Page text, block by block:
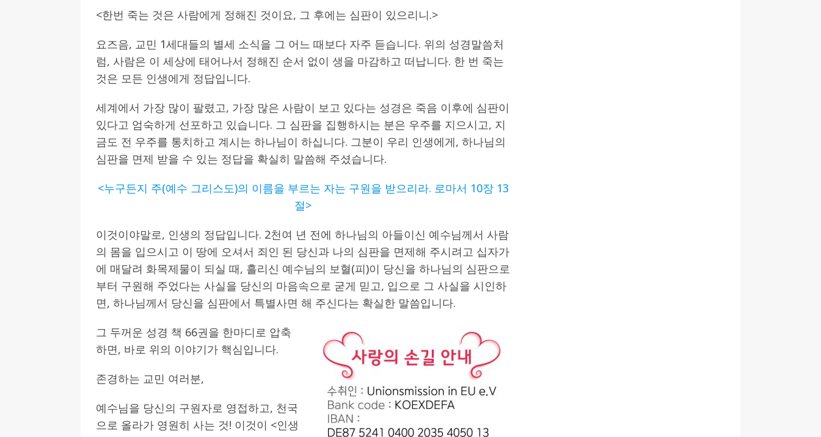
<한번 죽는 것은 사람에게 정해진 것이요, 그 후에는 심판이 있으리니.>
요즈음, 교민 1세대들의 별세 소식을 그 어느 때보다 자주 듣습니다. 위의 성경말씀처
럼, 사람은 이 세상에 태어나서 정해진 순서 없이 생을 마감하고 떠납니다. 한 번 죽는
것은 모든 인생에게 정답입니다.
세계에서 가장 많이 팔렸고, 가장 많은 사람이 보고 있다는 성경은 죽음 이후에 심판이
있다고 엄숙하게 선포하고 있습니다. 그 심판을 집행하시는 분은 우주를 지으시고, 지
금도 전 우주를 통치하고 계시는 하나님이 하십니다. 그분이 우리 인생에게, 하나님의
심판을 면제 받을 수 있는 정답을 확실히 말씀해 주셨습니다.
<누구든지 주(예수 그리스도)의 이름을 부르는 자는 구원을 받으리라. 로마서 10장 13
절>
이것이야말로, 인생의 정답입니다. 2천여 년 전에 하나님의 아들이신 예수님께서 사람
의 몸을 입으시고 이 땅에 오셔서 죄인 된 당신과 나의 심판을 면제해 주시려고 십자가
에 매달려 화목제물이 되실 때, 흘리신 예수님의 보혈(피)이 당신을 하나님의 심판으로
부터 구원해 주었다는 사실을 당신의 마음속으로 굳게 믿고, 입으로 그 사실을 시인하
면, 하나님께서 당신을 심판에서 특별사면 해 주신다는 확실한 말씀입니다.
그 두꺼운 성경 책 66권을 한마디로 압축
하면, 바로 위의 이야기가 핵심입니다.
존경하는 교민 여러분,
예수님을 당신의 구원자로 영접하고, 천국
으로 올라가 영원히 사는 것! 이것이 <인생